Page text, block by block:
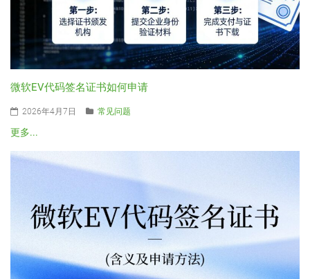
微软EV代码签名证书如何申请
2026年4月7日 常见问题
更多...